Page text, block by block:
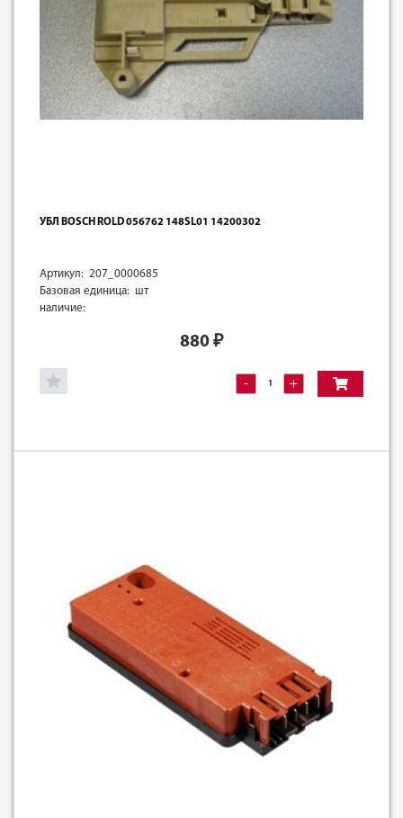
УБЛ BOSCH ROLD 056762 148SL01 14200302
Артикул: 207_0000685
Базовая единица: шт
наличие:
880 ₽
- +